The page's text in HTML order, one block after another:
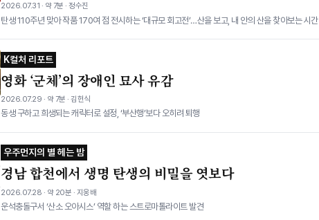
2026.07.31 · 약 7분 · 정수진
탄생 110주년 맞아 작품 170여 점 전시하는 ‘대규모 회고전’…산을 보고, 내 안의 산을 찾아보는 시간
K컬처 리포트
영화 ‘군체’의 장애인 묘사 유감
2026.07.29 · 약 7분 · 김헌식
동생 구하고 희생되는 캐릭터로 설정, ‘부산행’보다 오히려 퇴행
우주먼지의 별 헤는 밤
경남 합천에서 생명 탄생의 비밀을 엿보다
2026.07.28 · 약 20분 · 지웅배
운석충돌구서 ‘산소 오아시스’ 역할 하는 스트로마톨라이트 발견